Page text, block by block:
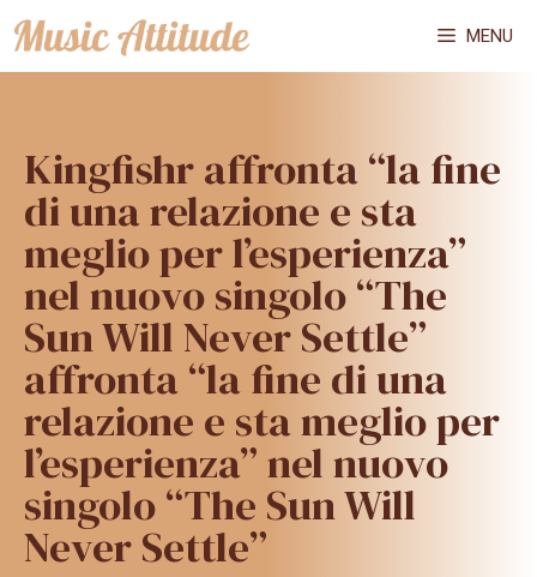
Vai
al
MENU
Kingfishr affronta “la fine
di una relazione e sta
meglio per l’esperienza”
nel nuovo singolo “The
Sun Will Never Settle”
affronta “la fine di una
relazione e sta meglio per
l’esperienza” nel nuovo
singolo “The Sun Will
Never Settle”